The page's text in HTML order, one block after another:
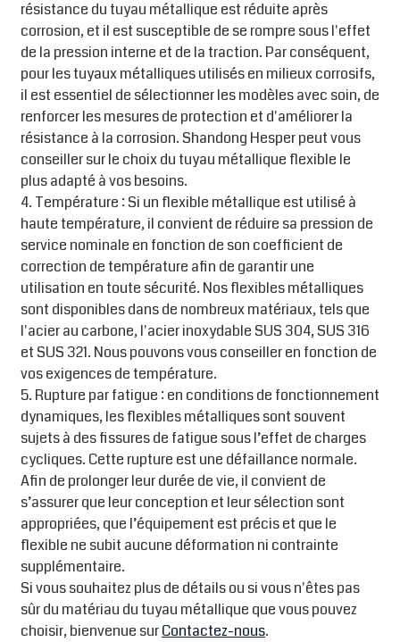
résistance du tuyau métallique est réduite après
corrosion, et il est susceptible de se rompre sous l'effet
de la pression interne et de la traction. Par conséquent,
pour les tuyaux métalliques utilisés en milieux corrosifs,
il est essentiel de sélectionner les modèles avec soin, de
renforcer les mesures de protection et d'améliorer la
résistance à la corrosion. Shandong Hesper peut vous
conseiller sur le choix du tuyau métallique flexible le
plus adapté à vos besoins.
4. Température : Si un flexible métallique est utilisé à
haute température, il convient de réduire sa pression de
service nominale en fonction de son coefficient de
correction de température afin de garantir une
utilisation en toute sécurité. Nos flexibles métalliques
sont disponibles dans de nombreux matériaux, tels que
l'acier au carbone, l'acier inoxydable SUS 304, SUS 316
et SUS 321. Nous pouvons vous conseiller en fonction de
vos exigences de température.
5. Rupture par fatigue : en conditions de fonctionnement
dynamiques, les flexibles métalliques sont souvent
sujets à des fissures de fatigue sous l’effet de charges
cycliques. Cette rupture est une défaillance normale.
Afin de prolonger leur durée de vie, il convient de
s’assurer que leur conception et leur sélection sont
appropriées, que l’équipement est précis et que le
flexible ne subit aucune déformation ni contrainte
supplémentaire.
Si vous souhaitez plus de détails ou si vous n'êtes pas
sûr du matériau du tuyau métallique que vous pouvez
choisir, bienvenue surContactez-nous.